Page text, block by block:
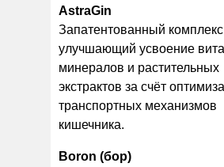
AstraGin
Запатентованный
улучшающий усвоение
минералов и растительных
экстрактов за счёт
транспортных механизмов
кишечника.
Boron (бор)